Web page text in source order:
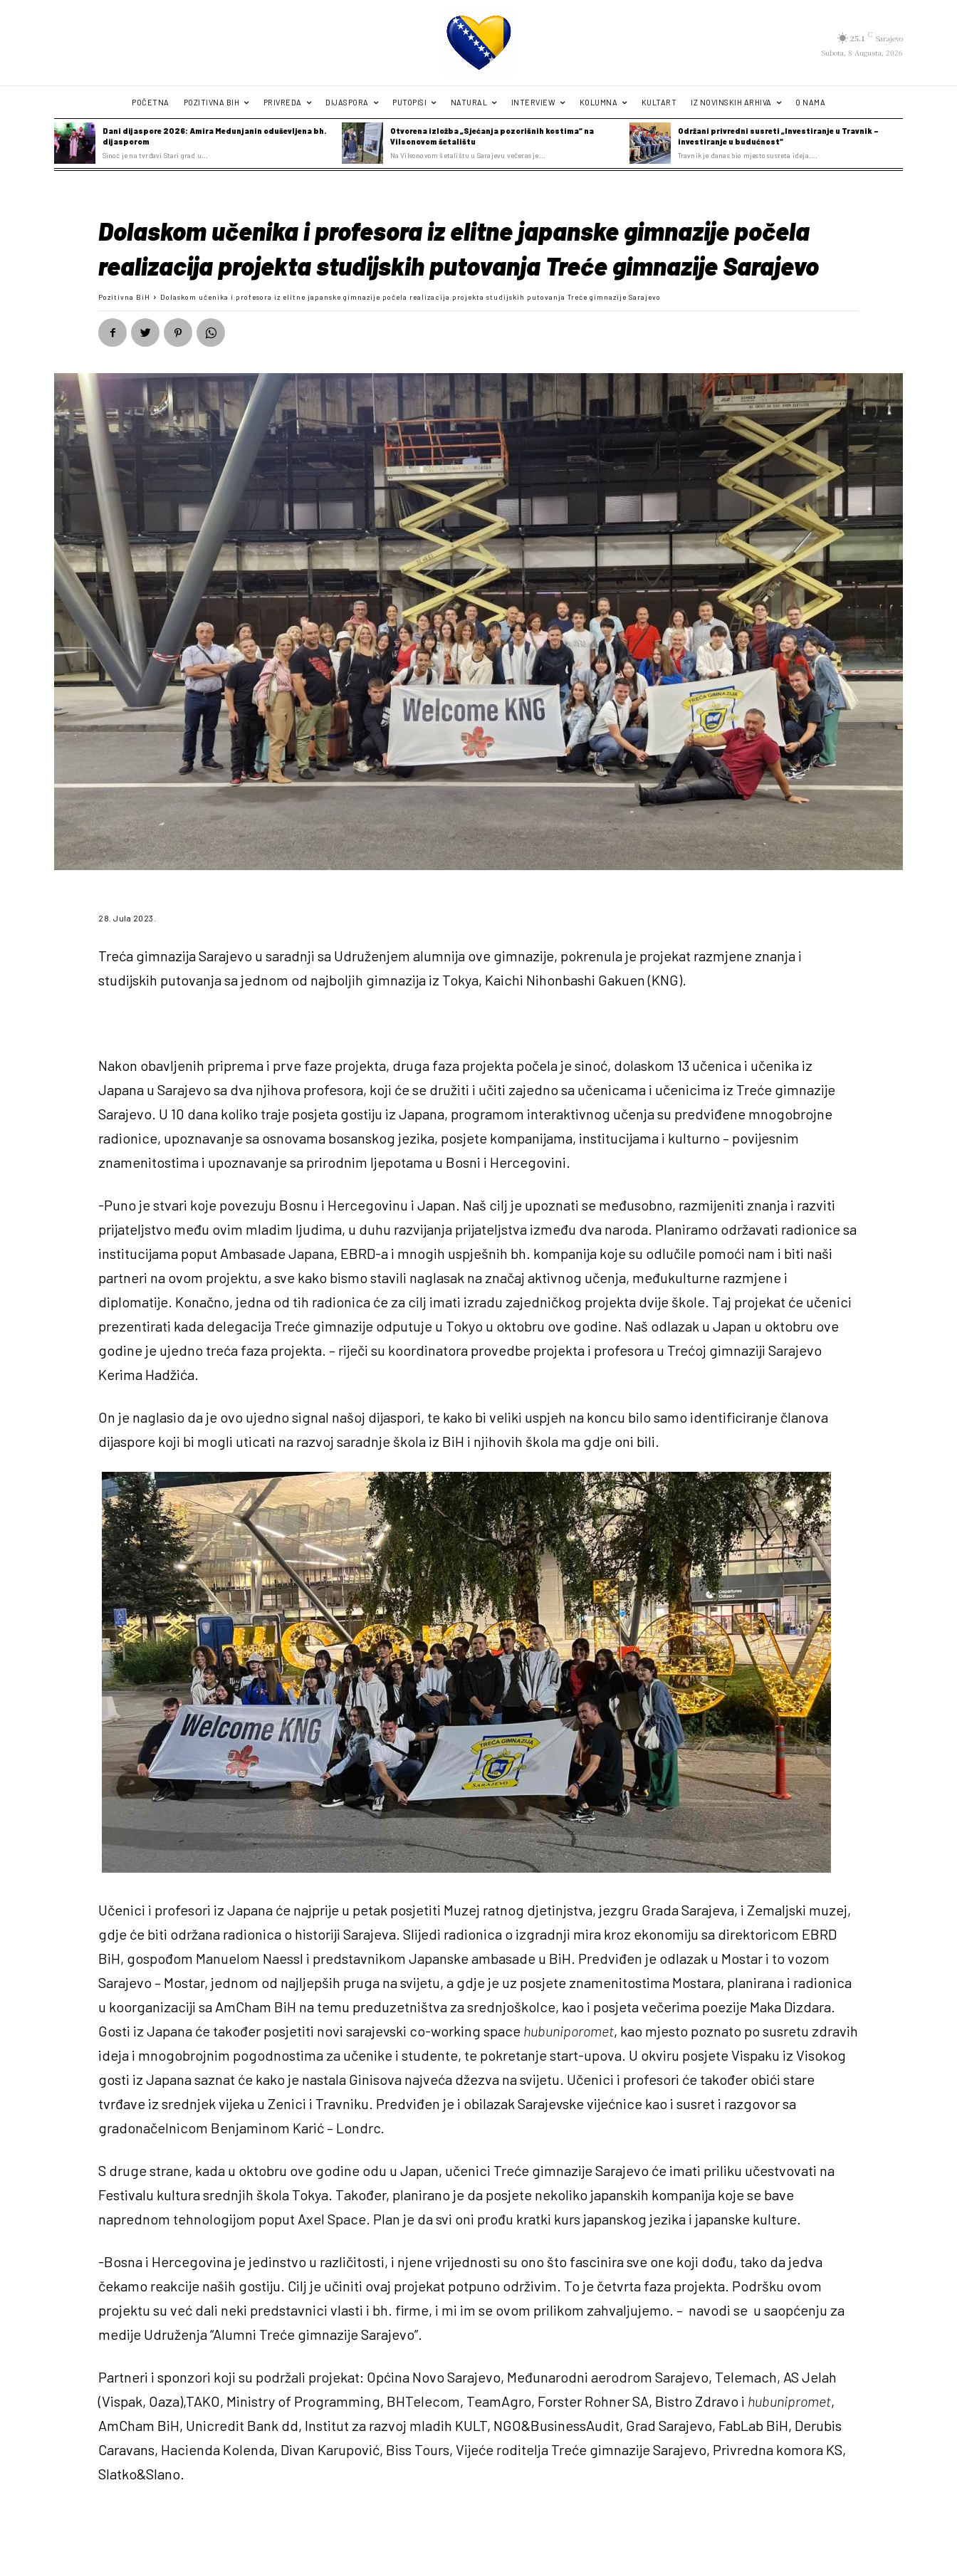
25.1 C Sarajevo
Subota, 8 Augusta, 2026
POČETNA POZITIVNA BIH PRIVREDA DIJASPORA PUTOPISI NATURAL INTERVIEW KOLUMNA KULTART IZ NOVINSKIH ARHIVA O NAMA
Dani dijaspore 2026: Amira Medunjanin oduševljena bh.
dijasporom
Sinoć je na tvrđavi Stari grad u...
Otvorena izložba „Sjećanja pozorišnih kostima“ na
Vilsonovom šetalištu
Na Vilsonovom šetalištu u Sarajevu večeras je...
Održani privredni susreti „Investiranje u Travnik –
investiranje u budućnost“
Travnik je danas bio mjesto susreta ideja,...
Dolaskom učenika i profesora iz elitne japanske gimnazije počela
realizacija projekta studijskih putovanja Treće gimnazije Sarajevo
Pozitivna BiH Dolaskom učenika i profesora iz elitne japanske gimnazije počela realizacija projekta studijskih putovanja Treće gimnazije Sarajevo
28. Jula 2023.
Treća gimnazija Sarajevo u saradnji sa Udruženjem alumnija ove gimnazije, pokrenula je projekat razmjene znanja i
studijskih putovanja sa jednom od najboljih gimnazija iz Tokya, Kaichi Nihonbashi Gakuen (KNG).
Nakon obavljenih priprema i prve faze projekta, druga faza projekta počela je sinoć, dolaskom 13 učenica i učenika iz
Japana u Sarajevo sa dva njihova profesora, koji će se družiti i učiti zajedno sa učenicama i učenicima iz Treće gimnazije
Sarajevo. U 10 dana koliko traje posjeta gostiju iz Japana, programom interaktivnog učenja su predviđene mnogobrojne
radionice, upoznavanje sa osnovama bosanskog jezika, posjete kompanijama, institucijama i kulturno – povijesnim
znamenitostima i upoznavanje sa prirodnim ljepotama u Bosni i Hercegovini.
-Puno je stvari koje povezuju Bosnu i Hercegovinu i Japan. Naš cilj je upoznati se međusobno, razmijeniti znanja i razviti
prijateljstvo među ovim mladim ljudima, u duhu razvijanja prijateljstva između dva naroda. Planiramo održavati radionice sa
institucijama poput Ambasade Japana, EBRD-a i mnogih uspješnih bh. kompanija koje su odlučile pomoći nam i biti naši
partneri na ovom projektu, a sve kako bismo stavili naglasak na značaj aktivnog učenja, međukulturne razmjene i
diplomatije. Konačno, jedna od tih radionica će za cilj imati izradu zajedničkog projekta dvije škole. Taj projekat će učenici
prezentirati kada delegacija Treće gimnazije odputuje u Tokyo u oktobru ove godine. Naš odlazak u Japan u oktobru ove
godine je ujedno treća faza projekta. – riječi su koordinatora provedbe projekta i profesora u Trećoj gimnaziji Sarajevo
Kerima Hadžića.
On je naglasio da je ovo ujedno signal našoj dijaspori, te kako bi veliki uspjeh na koncu bilo samo identificiranje članova
dijaspore koji bi mogli uticati na razvoj saradnje škola iz BiH i njihovih škola ma gdje oni bili.
Učenici i profesori iz Japana će najprije u petak posjetiti Muzej ratnog djetinjstva, jezgru Grada Sarajeva, i Zemaljski muzej,
gdje će biti održana radionica o historiji Sarajeva. Slijedi radionica o izgradnji mira kroz ekonomiju sa direktoricom EBRD
BiH, gospođom Manuelom Naessl i predstavnikom Japanske ambasade u BiH. Predviđen je odlazak u Mostar i to vozom
Sarajevo – Mostar, jednom od najljepših pruga na svijetu, a gdje je uz posjete znamenitostima Mostara, planirana i radionica
u koorganizaciji sa AmCham BiH na temu preduzetništva za srednjoškolce, kao i posjeta večerima poezije Maka Dizdara.
Gosti iz Japana će također posjetiti novi sarajevski co-working space hubuniporomet, kao mjesto poznato po susretu zdravih
ideja i mnogobrojnim pogodnostima za učenike i studente, te pokretanje start-upova. U okviru posjete Vispaku iz Visokog
gosti iz Japana saznat će kako je nastala Ginisova najveća džezva na svijetu. Učenici i profesori će također obići stare
tvrđave iz srednjek vijeka u Zenici i Travniku. Predviđen je i obilazak Sarajevske vijećnice kao i susret i razgovor sa
gradonačelnicom Benjaminom Karić – Londrc.
S druge strane, kada u oktobru ove godine odu u Japan, učenici Treće gimnazije Sarajevo će imati priliku učestvovati na
Festivalu kultura srednjih škola Tokya. Također, planirano je da posjete nekoliko japanskih kompanija koje se bave
naprednom tehnologijom poput Axel Space. Plan je da svi oni prođu kratki kurs japanskog jezika i japanske kulture.
-Bosna i Hercegovina je jedinstvo u različitosti, i njene vrijednosti su ono što fascinira sve one koji dođu, tako da jedva
čekamo reakcije naših gostiju. Cilj je učiniti ovaj projekat potpuno održivim. To je četvrta faza projekta. Podršku ovom
projektu su već dali neki predstavnici vlasti i bh. firme, i mi im se ovom prilikom zahvaljujemo. – navodi se u saopćenju za
medije Udruženja “Alumni Treće gimnazije Sarajevo”.
Partneri i sponzori koji su podržali projekat: Općina Novo Sarajevo, Međunarodni aerodrom Sarajevo, Telemach, AS Jelah
(Vispak, Oaza),TAKO, Ministry of Programming, BHTelecom, TeamAgro, Forster Rohner SA, Bistro Zdravo i hubunipromet,
AmCham BiH, Unicredit Bank dd, Institut za razvoj mladih KULT, NGO&BusinessAudit, Grad Sarajevo, FabLab BiH, Derubis
Caravans, Hacienda Kolenda, Divan Karupović, Biss Tours, Vijeće roditelja Treće gimnazije Sarajevo, Privredna komora KS,
Slatko&Slano.